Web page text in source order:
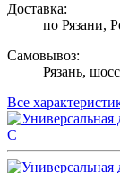
Доставка:
по Рязани,
Самовывоз:
Рязань,
Все